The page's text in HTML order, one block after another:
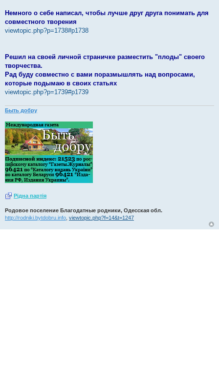
н
е
Немного о себе написал, чтобы лучше друг друга понимать для
совместного творения
viewtopic.php?p=1738#p1738
Решил на своей личной страничке разместить "плоды" своего
творчества.
Рад буду совместно с вами поразмышлять над вопросами,
которые подымаю в своих статьях
viewtopic.php?p=1739#p1739
Быть добру
Рiдна партiя
Родовое поселение Благодатные родники, Одесская обл.
http://rodniki.bytdobru.info viewtopic.php?f=14&t=1247